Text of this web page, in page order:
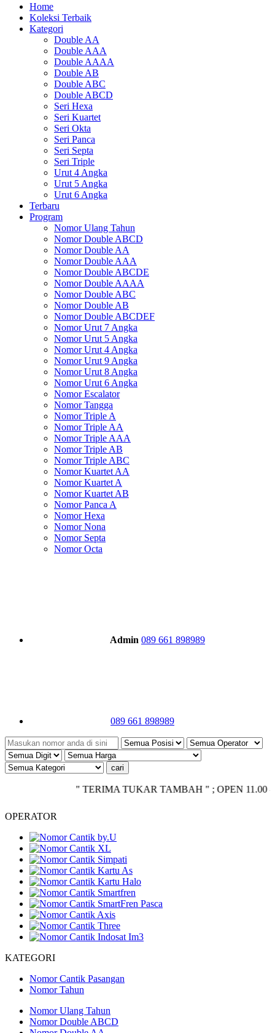
Home
Koleksi Terbaik
Kategori
Double AA
Double AAA
Double AAAA
Double AB
Double ABC
Double ABCD
Seri Hexa
Seri Kuartet
Seri Okta
Seri Panca
Seri Septa
Seri Triple
Urut 4 Angka
Urut 5 Angka
Urut 6 Angka
Terbaru
Program
Nomor Ulang Tahun
Nomor Double ABCD
Nomor Double AA
Nomor Double AAA
Nomor Double ABCDE
Nomor Double AAAA
Nomor Double ABC
Nomor Double AB
Nomor Double ABCDEF
Nomor Urut 7 Angka
Nomor Urut 5 Angka
Nomor Urut 4 Angka
Nomor Urut 9 Angka
Nomor Urut 8 Angka
Nomor Urut 6 Angka
Nomor Escalator
Nomor Tangga
Nomor Triple A
Nomor Triple AA
Nomor Triple AAA
Nomor Triple AB
Nomor Triple ABC
Nomor Kuartet AA
Nomor Kuartet A
Nomor Kuartet AB
Nomor Panca A
Nomor Hexa
Nomor Nona
Nomor Septa
Nomor Octa
Admin 089 661 898989
089 661 898989
" TERIMA TUKAR TAMBAH " ; OPEN 11.00 -
OPERATOR
KATEGORI
Nomor Cantik Pasangan
Nomor Tahun
Nomor Ulang Tahun
Nomor Double ABCD